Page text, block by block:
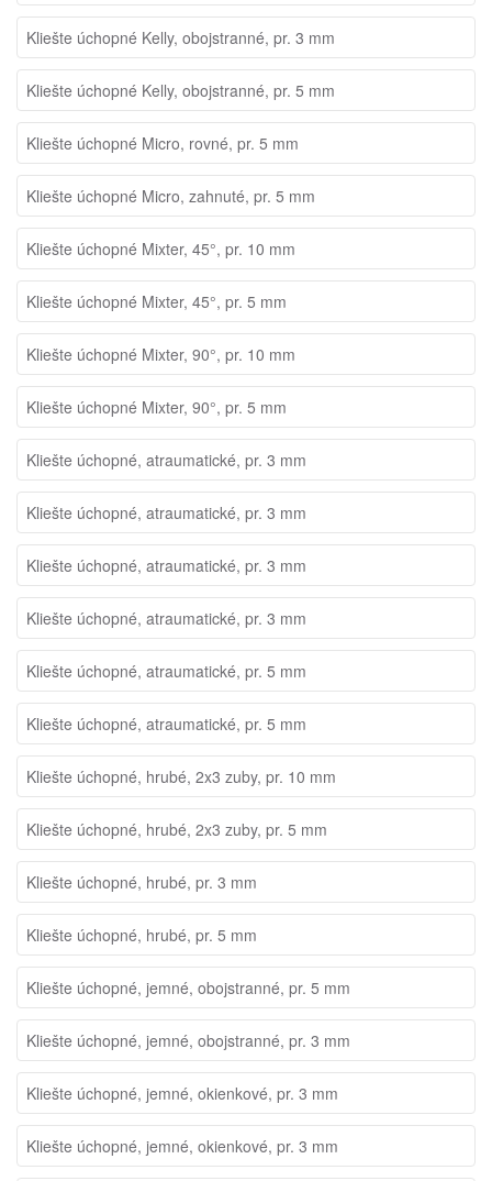
Kliešte úchopné Kelly, obojstranné, pr. 3 mm
Kliešte úchopné Kelly, obojstranné, pr. 5 mm
Kliešte úchopné Micro, rovné, pr. 5 mm
Kliešte úchopné Micro, zahnuté, pr. 5 mm
Kliešte úchopné Mixter, 45°, pr. 10 mm
Kliešte úchopné Mixter, 45°, pr. 5 mm
Kliešte úchopné Mixter, 90°, pr. 10 mm
Kliešte úchopné Mixter, 90°, pr. 5 mm
Kliešte úchopné, atraumatické, pr. 3 mm
Kliešte úchopné, atraumatické, pr. 3 mm
Kliešte úchopné, atraumatické, pr. 3 mm
Kliešte úchopné, atraumatické, pr. 3 mm
Kliešte úchopné, atraumatické, pr. 5 mm
Kliešte úchopné, atraumatické, pr. 5 mm
Kliešte úchopné, hrubé, 2x3 zuby, pr. 10 mm
Kliešte úchopné, hrubé, 2x3 zuby, pr. 5 mm
Kliešte úchopné, hrubé, pr. 3 mm
Kliešte úchopné, hrubé, pr. 5 mm
Kliešte úchopné, jemné, obojstranné, pr. 5 mm
Kliešte úchopné, jemné, obojstranné, pr. 3 mm
Kliešte úchopné, jemné, okienkové, pr. 3 mm
Kliešte úchopné, jemné, okienkové, pr. 3 mm